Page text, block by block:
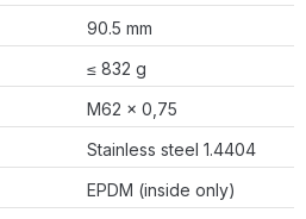
90.5 mm
≤ 832 g
M62 × 0,75
Stainless steel 1.4404
EPDM (inside only)